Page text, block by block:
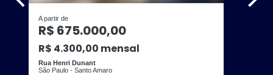
A partir de
R$ 675.000,00
R$ 4.300,00 mensal
Rua Henri Dunant
São Paulo - Santo Amaro